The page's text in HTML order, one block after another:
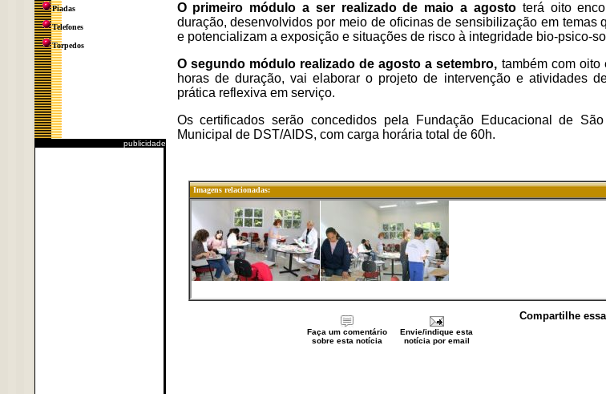
Piadas
Telefones
Torpedos
publicidade
O primeiro módulo a ser realizado de maio a agostoterá oito
duração, desenvolvidos por meio de oficinas de sensibilização em temas
e potencializam a exposição e situações de risco à integridade bio-psico-
O segundo módulo realizado de agosto a setembro, também com oito
horas de duração, vai elaborar o projeto de intervenção e atividades
prática reflexiva em serviço.
Os certificados serão concedidos pela Fundação Educacional de
Municipal de DST/AIDS, com carga horária total de 60h.
Imagens relacionadas:
Compartilhe
Faça um comentário
sobre esta notícia
Envie/indique esta
notícia por email